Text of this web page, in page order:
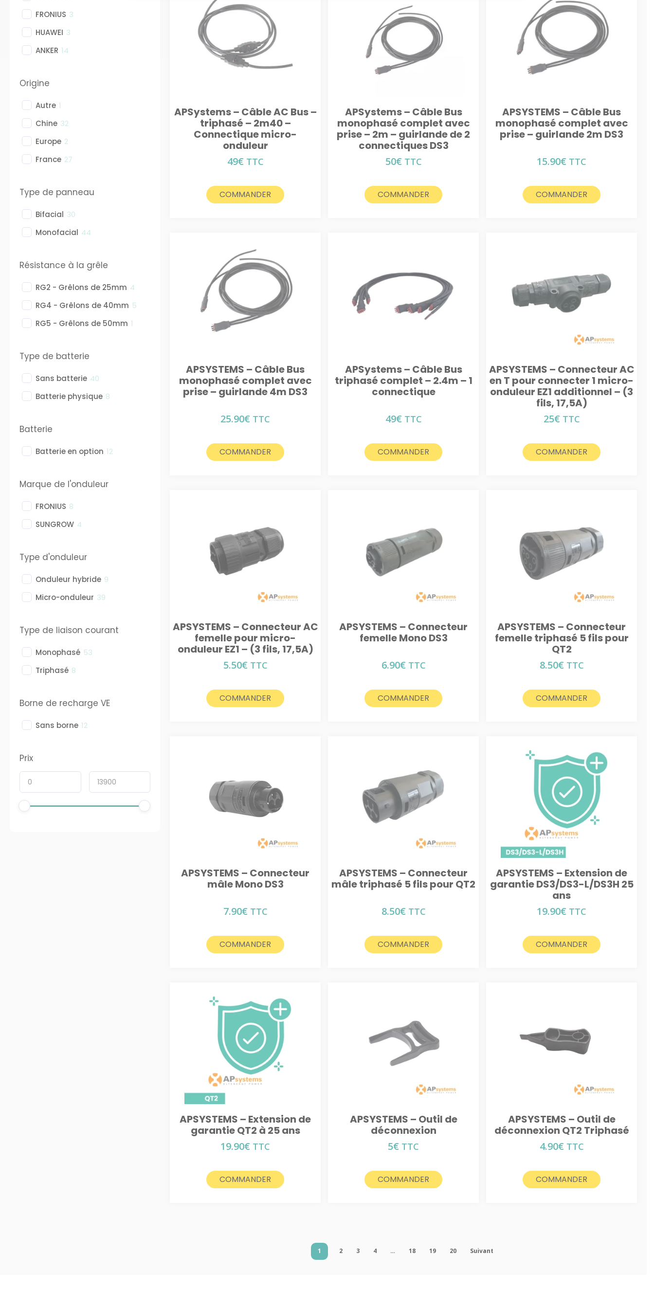
FRONIUS 3
HUAWEI 3
ANKER 14
Origine
Autre 1
Chine 32
Europe 2
France 27
Type de panneau
Bifacial 30
Monofacial 44
Résistance à la grêle
RG2 - Grêlons de 25mm 4
RG4 - Grêlons de 40mm 5
RG5 - Grêlons de 50mm 1
Type de batterie
Sans batterie 40
Batterie physique 8
Batterie
Batterie en option 12
Marque de l'onduleur
FRONIUS 8
SUNGROW 4
Type d'onduleur
Onduleur hybride 9
Micro-onduleur 39
Type de liaison courant
Monophasé 53
Triphasé 8
Borne de recharge VE
Sans borne 12
Prix
APSystems – Câble AC Bus –
triphasé – 2m40 –
Connectique micro-
onduleur
49€ TTC
COMMANDER
APSystems – Câble Bus
monophasé complet avec
prise – 2m – guirlande de 2
connectiques DS3
50€ TTC
COMMANDER
APSYSTEMS – Câble Bus
monophasé complet avec
prise – guirlande 2m DS3
15.90€ TTC
COMMANDER
APSYSTEMS – Câble Bus
monophasé complet avec
prise – guirlande 4m DS3
25.90€ TTC
COMMANDER
APSystems – Câble Bus
triphasé complet – 2.4m – 1
connectique
49€ TTC
COMMANDER
APSYSTEMS – Connecteur AC
en T pour connecter 1 micro-
onduleur EZ1 additionnel – (3
fils, 17,5A)
25€ TTC
COMMANDER
APSYSTEMS – Connecteur AC
femelle pour micro-
onduleur EZ1 – (3 fils, 17,5A)
5.50€ TTC
COMMANDER
APSYSTEMS – Connecteur
femelle Mono DS3
6.90€ TTC
COMMANDER
APSYSTEMS – Connecteur
femelle triphasé 5 fils pour
QT2
8.50€ TTC
COMMANDER
APSYSTEMS – Connecteur
mâle Mono DS3
7.90€ TTC
COMMANDER
APSYSTEMS – Connecteur
mâle triphasé 5 fils pour QT2
8.50€ TTC
COMMANDER
APSYSTEMS – Extension de
garantie DS3/DS3-L/DS3H 25
ans
19.90€ TTC
COMMANDER
APSYSTEMS – Extension de
garantie QT2 à 25 ans
19.90€ TTC
COMMANDER
APSYSTEMS – Outil de
déconnexion
5€ TTC
COMMANDER
APSYSTEMS – Outil de
déconnexion QT2 Triphasé
4.90€ TTC
COMMANDER
1 2 3 4 … 18 19 20 Suivant